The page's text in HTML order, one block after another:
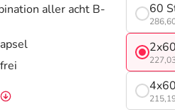
aller acht B-
60